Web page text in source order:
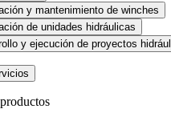
y mantenimiento de winches
de unidades hidráulicas
Desarrollo y